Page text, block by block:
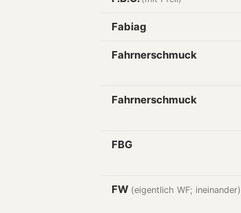
Fabiag
Fahrnerschmuck
Fahrnerschmuck
FBG
FW (eigentlich WF; ineinander)